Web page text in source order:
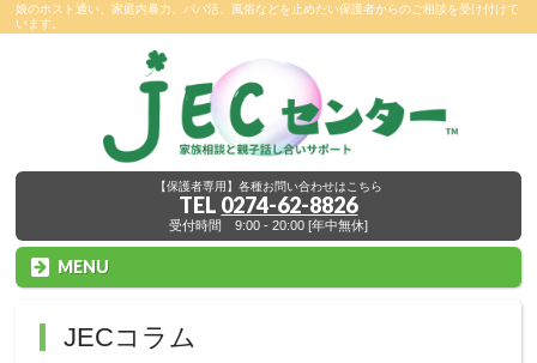
娘のホスト通い、家庭内暴力、パパ活、風俗などを止めたい保護者からのご相談を受け付けて
います。
【保護者専用】各種お問い合わせはこちら
TEL 0274-62-8826
受付時間 9:00 - 20:00 [年中無休]
MENU
JECコラム